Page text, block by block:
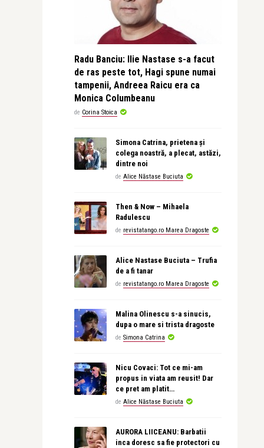
Radu Banciu: Ilie Nastase s-a facut
de ras peste tot, Hagi spune numai
tampenii, Andreea Raicu era ca
Monica Columbeanu
de Corina Stoica
Simona Catrina, prietena și
colega noastră, a plecat, astăzi,
dintre noi
de Alice Năstase Buciuta
Then & Now – Mihaela
Radulescu
de revistatango.ro Marea Dragoste
Alice Nastase Buciuta – Trufia
de a fi tanar
de revistatango.ro Marea Dragoste
Malina Olinescu s-a sinucis,
dupa o mare si trista dragoste
de Simona Catrina
Nicu Covaci: Tot ce mi-am
propus in viata am reusit! Dar
ce pret am platit…
de Alice Năstase Buciuta
AURORA LIICEANU: Barbatii
inca doresc sa fie protectori cu